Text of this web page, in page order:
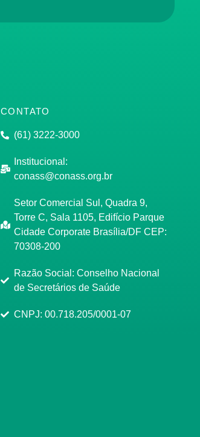
CONTATO
(61) 3222-3000
Institucional:
conass@conass.org.br
Setor Comercial Sul, Quadra 9,
Torre C, Sala 1105, Edifício Parque
Cidade Corporate Brasília/DF CEP:
70308-200
Razão Social: Conselho Nacional
de Secretários de Saúde
CNPJ: 00.718.205/0001-07